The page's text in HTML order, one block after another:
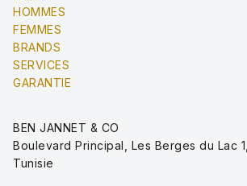
HOMMES
FEMMES
BRANDS
SERVICES
GARANTIE
BEN JANNET & CO
Boulevard Principal, Les Berges du Lac
Tunisie